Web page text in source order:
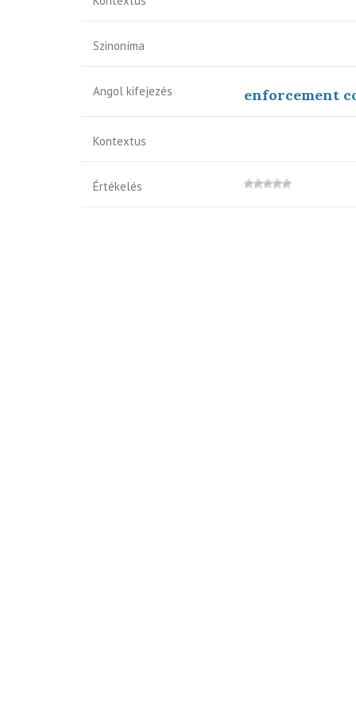
Szinoníma
Angol kifejezés enforcement
Kontextus
Értékelés